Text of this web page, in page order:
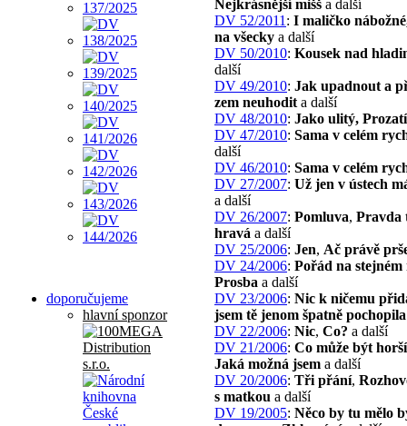
doporučujeme
hlavní sponzor
Nejkrásnější mišš a další
DV 52/2011 : I maličko
na všecky a další
DV 50/2010: Kousek nad
další
DV 49/2010: Jak upadnout a
zem neuhodit a další
DV 48/2010: Jako ulitý,
DV 47/2010: Sama v celém
další
DV 46/2010: Sama v celém
DV 27/2007: Už jen v ústech
a další
DV 26/2007: Pomluva, Pravda
hravá a další
DV 25/2006: Jen, Ač právě
DV 24/2006: Pořád na stejném
Prosba a další
DV 23/2006: Nic k ničemu
jsem tě jenom špatně pochopila
DV 22/2006: Nic, Co? a další
DV 21/2006: Co může být
Jaká možná jsem a další
DV 20/2006: Tři přání,
s matkou a další
DV 19/2005: Něco by tu mělo